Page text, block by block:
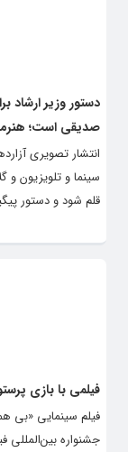
دستور وزیر ارشاد
صدیقی است؛
انتشار تصویری
سینما و تلویزیون و
قلم شود و دستور
فیلمی با بازی
فیلم سینمایی «بی
جشنواره بین‌المللی